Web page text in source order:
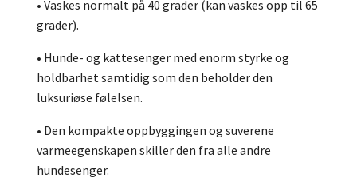
• Vaskes normalt på 40 grader (kan vaskes opp til 65
grader).
• Hunde- og kattesenger med enorm styrke og
holdbarhet samtidig som den beholder den
luksuriøse følelsen.
• Den kompakte oppbyggingen og suverene
varmeegenskapen skiller den fra alle andre
hundesenger.